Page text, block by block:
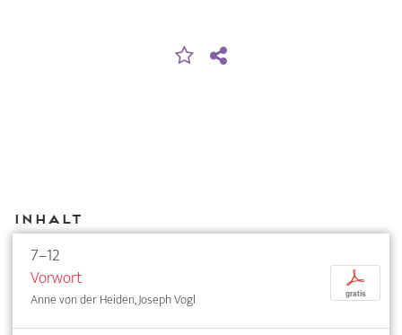
Inhalt
7–12
Vorwort
Anne von der Heiden, Joseph Vogl
p
gratis